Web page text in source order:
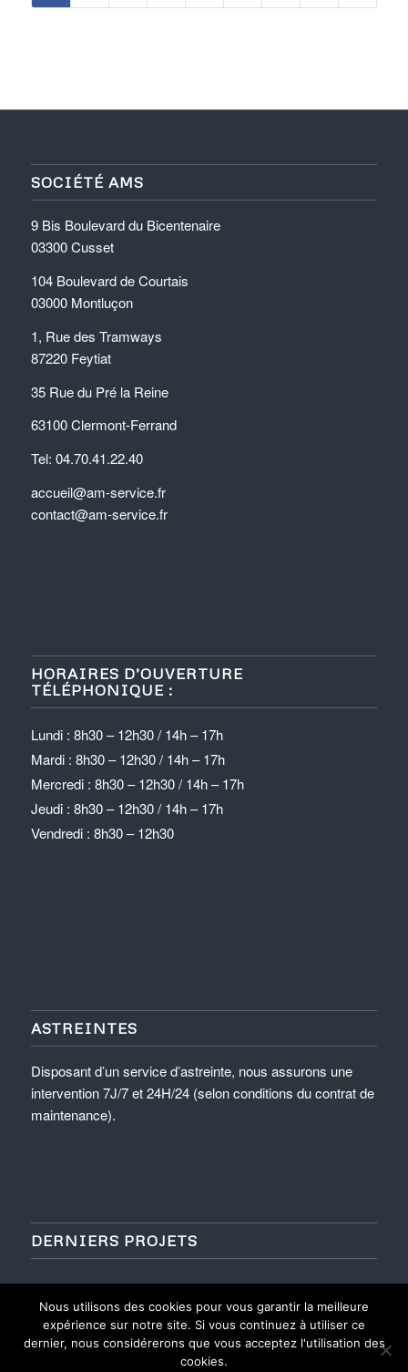
SOCIÉTÉ AMS
9 Bis Boulevard du Bicentenaire
03300 Cusset
104 Boulevard de Courtais
03000 Montluçon
1, Rue des Tramways
87220 Feytiat
35 Rue du Pré la Reine
63100 Clermont-Ferrand
Tel: 04.70.41.22.40
accueil@am-service.fr
contact@am-service.fr
HORAIRES D’OUVERTURE
TÉLÉPHONIQUE :
Lundi : 8h30 – 12h30 / 14h – 17h
Mardi : 8h30 – 12h30 / 14h – 17h
Mercredi : 8h30 – 12h30 / 14h – 17h
Jeudi : 8h30 – 12h30 / 14h – 17h
Vendredi : 8h30 – 12h30
ASTREINTES
Disposant d’un service d’astreinte, nous assurons une
intervention 7J/7 et 24H/24 (selon conditions du contrat de
maintenance).
DERNIERS PROJETS
Nous utilisons des cookies pour vous garantir la meilleure
expérience sur notre site. Si vous continuez à utiliser ce
dernier, nous considérerons que vous acceptez l'utilisation des
cookies.